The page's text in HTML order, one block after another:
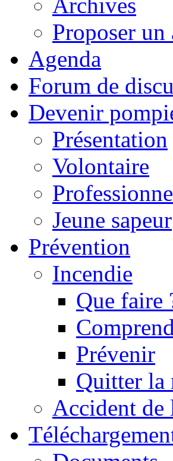
Proposer un
Agenda
Forum de
Devenir
Présentation
Volontaire
Jeune sapeur
Prévention
Incendie
Que faire
Prévenir
Quitter la
Accident de